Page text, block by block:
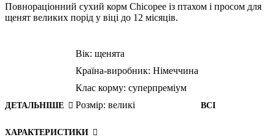
Повнораціонний сухий корм Chicopee із птахом і просом для
щенят великих порід у віці до 12 місяців.
ДЕТАЛЬНІШЕ
Вік: щенята
Країна-виробник: Німеччина
Клас корму: суперпреміум
Розмір: великі ВСІ
ХАРАКТЕРИСТИКИ